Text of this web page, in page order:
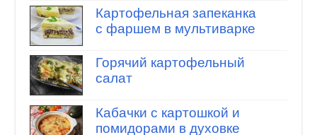
Картофельная запеканка
с фаршем в мультиварке
Горячий картофельный
салат
Кабачки с картошкой и
помидорами в духовке